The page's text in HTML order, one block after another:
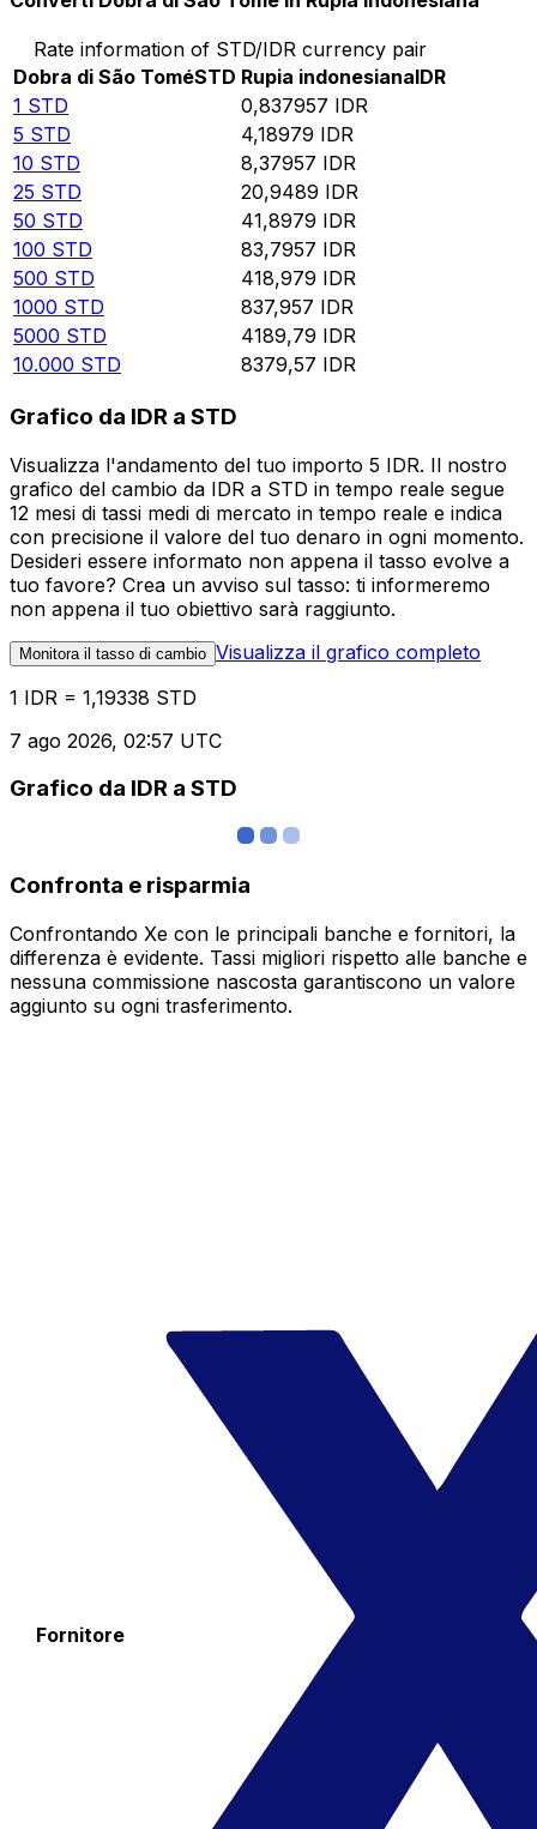
Rate information of STD/IDR currency pair
Dobra di São ToméSTD Rupia indonesianaIDR
1 STD 0,837957 IDR
5 STD 4,18979 IDR
10 STD 8,37957 IDR
25 STD 20,9489 IDR
50 STD 41,8979 IDR
100 STD 83,7957 IDR
500 STD 418,979 IDR
1000 STD 837,957 IDR
5000 STD 4189,79 IDR
10.000 STD 8379,57 IDR
Grafico da IDR a STD
Visualizza l'andamento del tuo importo 5 IDR. Il nostro
grafico del cambio da IDR a STD in tempo reale segue
12 mesi di tassi medi di mercato in tempo reale e indica
con precisione il valore del tuo denaro in ogni momento.
Desideri essere informato non appena il tasso evolve a
tuo favore? Crea un avviso sul tasso: ti informeremo
non appena il tuo obiettivo sarà raggiunto.
Monitora il tasso di cambio Visualizza il grafico completo
1 IDR = 1,19338 STD
7 ago 2026, 02:57 UTC
Grafico da IDR a STD
Confronta e risparmia
Confrontando Xe con le principali banche e fornitori, la
differenza è evidente. Tassi migliori rispetto alle banche e
nessuna commissione nascosta garantiscono un valore
aggiunto su ogni trasferimento.
Fornitore